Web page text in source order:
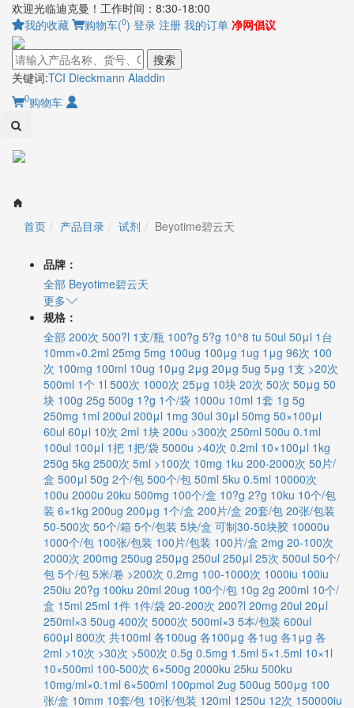
欢迎光临迪克曼！工作时间：8:30-18:00
我的收藏
购物车(0) 登录 注册 我的订单 净网倡议
搜索
关键词:TCI Dieckmann Aladdin
0购物车
首页 产品目录 试剂 Beyotime碧云天
品牌：
全部 Beyotime碧云天
更多
规格：
全部 200次 500?l 1支/瓶 100?g 5?g 10^8 tu 50ul 50μl 1台
10mm×0.2ml 25mg 5mg 100ug 100μg 1ug 1μg 96次 100
次 100mg 100ml 10ug 10μg 2μg 20μg 5ug 5μg 1支 >20次
500ml 1个 1l 500次 1000次 25μg 10块 20次 50次 50μg 50
块 100g 25g 500g 1?g 1个/袋 1000u 10ml 1套 1g 5g
250mg 1ml 200ul 200μl 1mg 30ul 30μl 50mg 50×100μl
60ul 60μl 10次 2ml 1块 200u >300次 250ml 500u 0.1ml
100ul 100μl 1把 1把/袋 5000u >40次 0.2ml 10×100μl 1kg
250g 5kg 2500次 5ml >100次 10mg 1ku 200-2000次 50片/
盒 500μl 50g 2个/包 500个/包 50ml 5ku 0.5ml 10000次
100u 2000u 20ku 500mg 100个/盒 10?g 2?g 10ku 10个/包
装 6×1kg 200ug 200μg 1个/盒 200片/盒 20套/包 20张/包装
50-500次 50个/箱 5个/包装 5块/盒 可制30-50块胶 10000u
1000个/包 100张/包装 100片/包装 100片/盒 2mg 20-100次
2000次 200mg 250ug 250μg 250ul 250μl 25次 500ul 50个/
包 5个/包 5米/卷 >200次 0.2mg 100-1000次 1000iu 100iu
250iu 20?g 100ku 20ml 20ug 100个/包 10g 2g 200ml 10个/
盒 15ml 25ml 1件 1件/袋 20-200次 200?l 20mg 20ul 20μl
250ml×3 50ug 400次 5000次 500ml×3 5本/包装 600ul
600μl 800次 共100ml 各100ug 各100μg 各1ug 各1μg 各
2ml >10次 >30次 >500次 0.5g 0.5mg 1.5ml 5×1.5ml 10×1l
10×500ml 100-500次 6×500g 2000ku 25ku 500ku
10mg/ml×0.1ml 6×500ml 100pmol 2ug 500ug 500μg 100
张/盒 10mm 10套/包 10张/包装 120ml 1250u 12次 150000iu